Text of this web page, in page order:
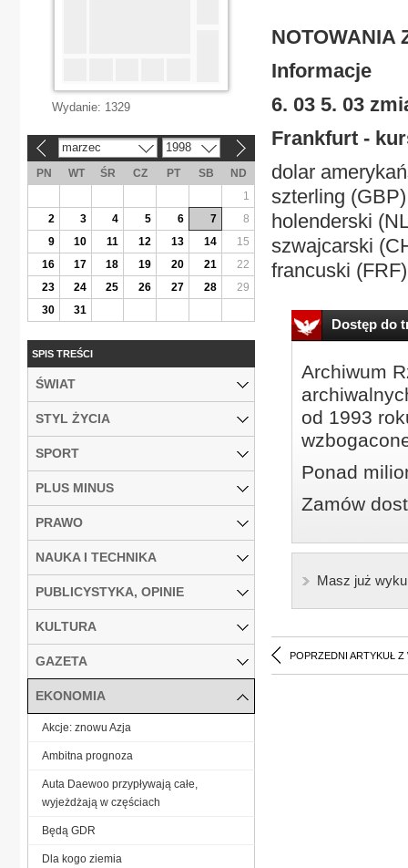
NOTOWANIA
Informacje
6. 03 5. 03
Frankfurt -
dolar
szterling
holenderski
szwajcarski
francuski
Dostęp do
Archiwum
od 1993
Ponad
Zamów
Masz już
POPRZEDNI ARTYKUŁ Z
Wydanie: 1329
marzec 1998
PN WT ŚR CZ PT SB
ND
1
2
3 4 5 6 7
8
9
10 11 12 13 14
15
16
17 18 19 20 21
22
23
24 25 26 27 28
29
30
31
SPIS TREŚCI
ŚWIAT
STYL ŻYCIA
SPORT
PLUS MINUS
PRAWO
NAUKA I TECHNIKA
PUBLICYSTYKA, OPINIE
KULTURA
GAZETA
EKONOMIA
Akcje: znowu Azja
Ambitna prognoza
Auta Daewoo przypływają całe,
wyjeżdżają w częściach
Będą GDR
Dla kogo ziemia